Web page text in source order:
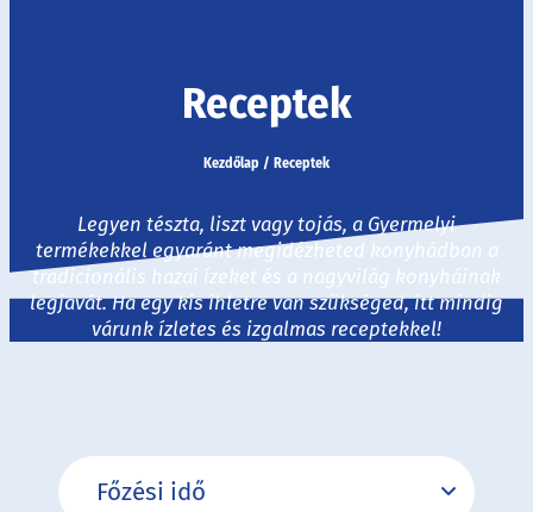
Receptek
Kezdőlap / Receptek
Legyen tészta, liszt vagy tojás, a Gyermelyi
termékekkel egyaránt megidézheted konyhádban a
tradicionális hazai ízeket és a nagyvilág konyháinak
legjavát. Ha egy kis ihletre van szükséged, itt mindig
várunk ízletes és izgalmas receptekkel!